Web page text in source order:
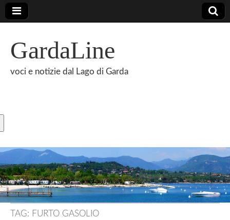
GardaLine
voci e notizie dal Lago di Garda
TAG: FURTO GASOLIO